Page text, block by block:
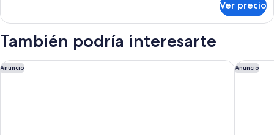
King
para
no
fumadores
1
King
para
no
Ver precio
También podría interesarte
Anuncio
Fullerton Marriott at California State University Anuncio
La